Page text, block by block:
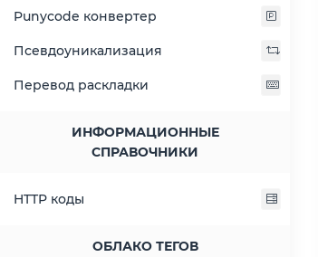
Punycode конвертер
Псевдоуникализация
Перевод раскладки
ИНФОРМАЦИОННЫЕ
СПРАВОЧНИКИ
HTTP коды
ОБЛАКО ТЕГОВ